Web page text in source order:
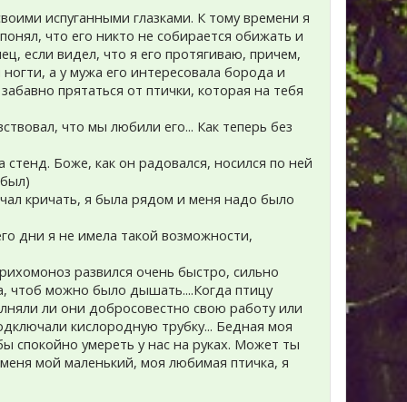
испуганными глазками. К тому времени я
что его никто не собирается обижать и
если видел, что я его протягиваю, причем,
а у мужа его интересовала борода и
прятаться от птички, которая на тебя
что мы любили его... Как теперь без
Боже, как он радовался, носился по ней
кричать, я была рядом и меня надо было
дни я не имела такой возможности,
развился очень быстро, сильно
чтоб можно было дышать....Когда птицу
ли они добросовестно свою работу или
кислородную трубку... Бедная моя
спокойно умереть у нас на руках. Может ты
мой маленький, моя любимая птичка, я